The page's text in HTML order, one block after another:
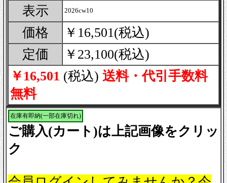
表示
2026cw10
価格
￥16,501(税込)
定価
￥23,100(税込)
￥16,501 (税込) 送料・代引手数料
無料
在庫有即納(一部在庫切れ)
ご購入(カート)は上記画像をクリッ
ク